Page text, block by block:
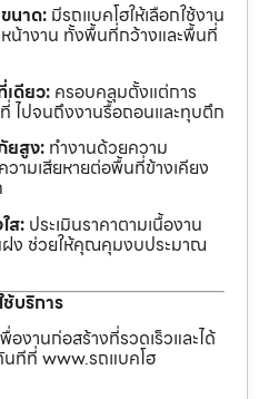
นาด: มีรถแบคโฮให้เลือกใช้งาน
น้างาน ทั้งพื้นที่กว้างและพื้นที่
เดียว: ครอบคลุมตั้งแต่การ
ไปจนถึงงานรื้อถอนและทุบตึก
ยสูง: ทำงานด้วยความ
วามเสียหายต่อพื้นที่ข้างเคียง
ส: ประเมินราคาตามเนื้องาน
ฝง ช่วยให้คุณคุมงบประมาณ
บริการ
องานก่อสร้างที่รวดเร็วและได้
นทีที่ www.รถแบคโฮ